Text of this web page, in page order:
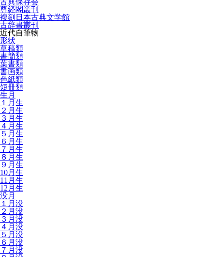
古典保存会
尊経閣叢刊
複刻日本古典文学館
古辞書叢刊
近代自筆物
形状
草稿類
書簡類
葉書類
書画類
色紙類
短冊類
生月
１月生
２月生
３月生
４月生
５月生
６月生
７月生
８月生
９月生
10月生
11月生
12月生
没月
１月没
２月没
３月没
４月没
５月没
６月没
７月没